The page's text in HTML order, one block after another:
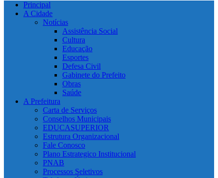
Principal
A Cidade
Notícias
Assistência Social
Cultura
Educação
Esportes
Defesa Civil
Gabinete do Prefeito
Obras
Saúde
A Prefeitura
Carta de Serviços
Conselhos Municipais
EDUCASUPERIOR
Estrutura Organizacional
Fale Conosco
Plano Estrategico Institucional
PNAB
Processos Seletivos